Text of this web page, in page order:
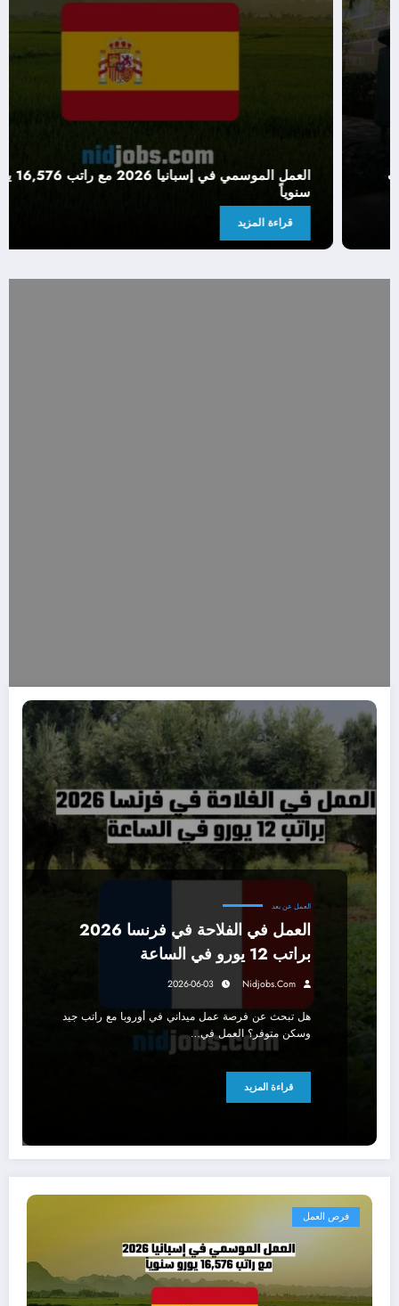
العمل في كندا 2026: فرصة ذهبية لعمال النظافة براتب
العمل عن بعد
العمل في الفلاحة في فرنسا 2026
براتب 12 يورو في الساعة
Nidjobs.com
2026-06-03
هل تبحث عن فرصة عمل ميداني في أوروبا مع راتب جيد
وسكن متوفر؟ العمل في…
قراءة المزيد
فرص العمل